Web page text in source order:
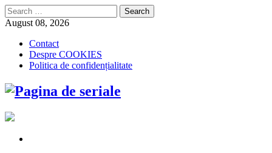
Search
for:
August 08, 2026
Contact
Despre COOKIES
Politica de confidențialitate